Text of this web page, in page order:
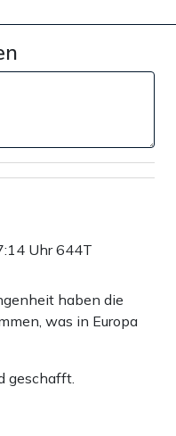
Uhr644T
haben die
was in Europa
geschafft.